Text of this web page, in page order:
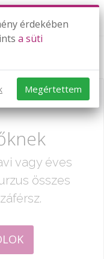
vagy éves
összes
érdekében
a süti
Megértettem